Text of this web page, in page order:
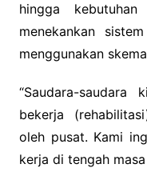
hingga
menekankan
menggunakan
“Saudara-
bekerja
oleh pusat. Kami
kerja di tengah